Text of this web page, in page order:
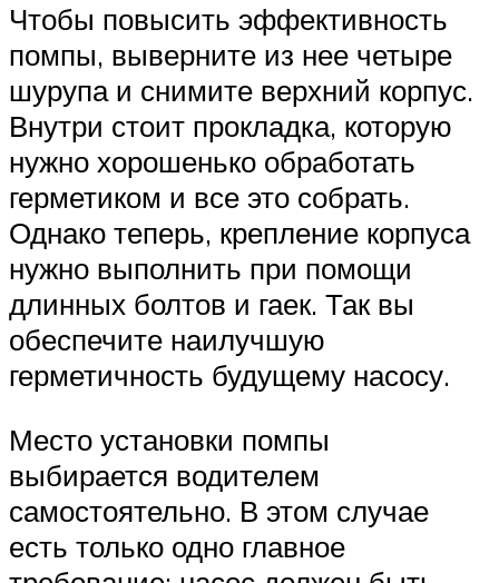
Чтобы повысить эффективность
помпы, выверните из нее четыре
шурупа и снимите верхний корпус.
Внутри стоит прокладка, которую
нужно хорошенько обработать
герметиком и все это собрать.
Однако теперь, крепление корпуса
нужно выполнить при помощи
длинных болтов и гаек. Так вы
обеспечите наилучшую
герметичность будущему насосу.
Место установки помпы
выбирается водителем
самостоятельно. В этом случае
есть только одно главное